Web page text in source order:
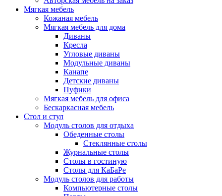
Мягкая мебель
Кожаная мебель
Мягкая мебель для дома
Диваны
Кресла
Угловые диваны
Модульные диваны
Канапе
Детские диваны
Пуфики
Мягкая мебель для офиса
Бескаркасная мебель
Стол и стул
Модуль столов для отдыха
Обеденные столы
Стеклянные столы
Журнальные столы
Столы в гостиную
Столы для КаБаРе
Модуль столов для работы
Компьютерные столы